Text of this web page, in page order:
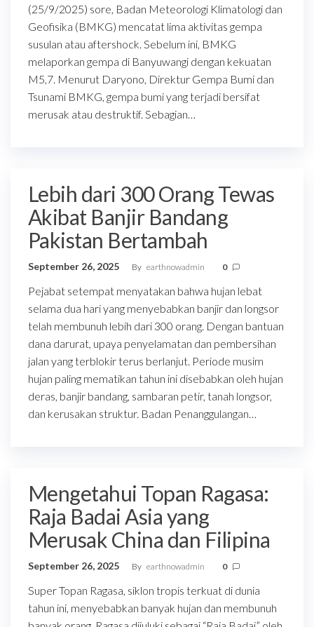
(25/9/2025) sore, Badan Meteorologi Klimatologi dan
Geofisika (BMKG) mencatat lima aktivitas gempa
susulan atau aftershock. Sebelum ini, BMKG
melaporkan gempa di Banyuwangi dengan kekuatan
M5,7. Menurut Daryono, Direktur Gempa Bumi dan
Tsunami BMKG, gempa bumi yang terjadi bersifat
merusak atau destruktif. Sebagian…
Lebih dari 300 Orang Tewas
Akibat Banjir Bandang
Pakistan Bertambah
September 26, 2025 By earthnowadmin 0
Pejabat setempat menyatakan bahwa hujan lebat
selama dua hari yang menyebabkan banjir dan longsor
telah membunuh lebih dari 300 orang. Dengan bantuan
dana darurat, upaya penyelamatan dan pembersihan
jalan yang terblokir terus berlanjut. Periode musim
hujan paling mematikan tahun ini disebabkan oleh hujan
deras, banjir bandang, sambaran petir, tanah longsor,
dan kerusakan struktur. Badan Penanggulangan…
Mengetahui Topan Ragasa:
Raja Badai Asia yang
Merusak China dan Filipina
September 26, 2025 By earthnowadmin 0
Super Topan Ragasa, siklon tropis terkuat di dunia
tahun ini, menyebabkan banyak hujan dan membunuh